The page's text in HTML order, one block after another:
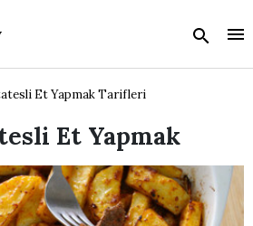
Et Yapmak Tarifleri
Et Yapmak